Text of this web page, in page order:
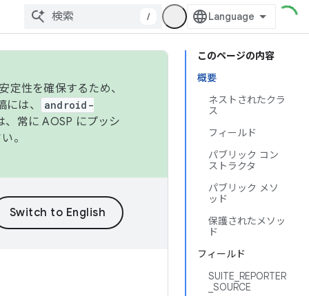
/
このページの内容
概要
ネストされたクラ
ス
フィールド
パブリック コン
ストラクタ
パブリック メソ
ッド
保護されたメソッ
ド
フィールド
SUITE_REPORTER
_SOURCE
性を確保するため、
は、
android-
常に AOSP にプッシ
。